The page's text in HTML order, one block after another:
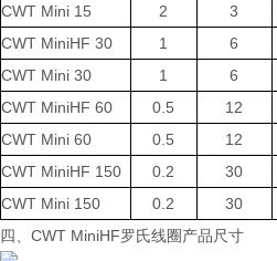
CWT Mini 15
2 3
CWT MiniHF 30
1 6
CWT Mini 30
1 6
CWT MiniHF 60
0.5 12
CWT Mini 60
0.5 12
CWT MiniHF 150
0.2 30
CWT Mini 150
0.2 30
四、 CWT MiniHF罗氏线圈产品尺寸